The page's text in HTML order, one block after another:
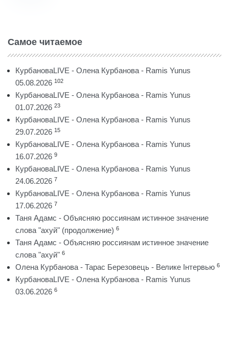
Самое читаемое
КурбановаLIVE - Олена Курбанова - Ramis Yunus
05.08.2026 102
КурбановаLIVE - Олена Курбанова - Ramis Yunus
01.07.2026 23
КурбановаLIVE - Олена Курбанова - Ramis Yunus
29.07.2026 15
КурбановаLIVE - Олена Курбанова - Ramis Yunus
16.07.2026 9
КурбановаLIVE - Олена Курбанова - Ramis Yunus
24.06.2026 7
КурбановаLIVE - Олена Курбанова - Ramis Yunus
17.06.2026 7
Таня Адамс - Объясняю россиянам истинное значение
слова "ахуй" (продолжение) 6
Таня Адамс - Объясняю россиянам истинное значение
слова "ахуй" 6
Олена Курбанова - Тарас Березовець - Велике Інтервью 6
КурбановаLIVE - Олена Курбанова - Ramis Yunus
03.06.2026 6